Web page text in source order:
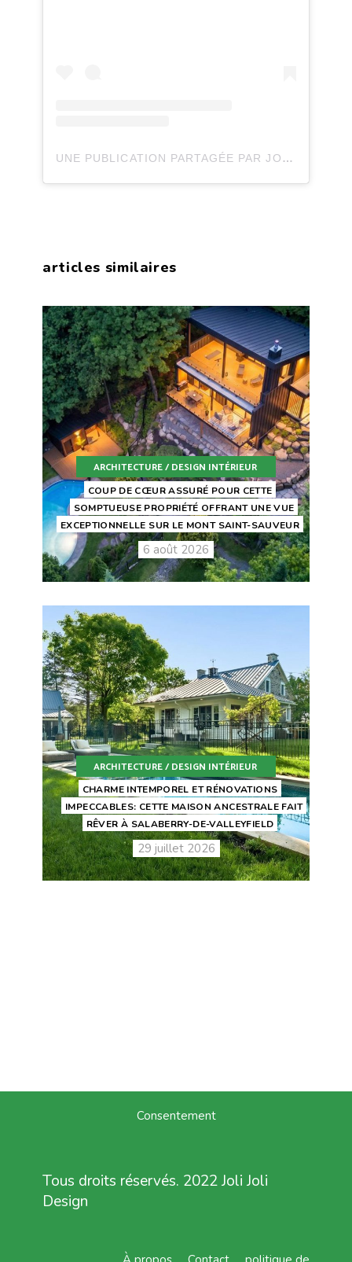
UNE PUBLICATION PARTAGÉE PAR JOLI JOLI DESIGN (@JOLIJOLIDESIGN)
articles similaires
ARCHITECTURE / DESIGN INTÉRIEUR
COUP DE CŒUR ASSURÉ POUR CETTE
SOMPTUEUSE PROPRIÉTÉ OFFRANT UNE VUE
EXCEPTIONNELLE SUR LE MONT SAINT-SAUVEUR
6 août 2026
ARCHITECTURE / DESIGN INTÉRIEUR
CHARME INTEMPOREL ET RÉNOVATIONS
IMPECCABLES: CETTE MAISON ANCESTRALE FAIT
RÊVER À SALABERRY-DE-VALLEYFIELD
29 juillet 2026
Consentement
Tous droits réservés. 2022 Joli Joli
Design